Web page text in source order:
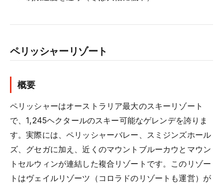
ペリッシャーリゾート
概要
ペリッシャーはオーストラリア最大のスキーリゾート
で、1,245ヘクタールのスキー可能なゲレンデを誇りま
す。実際には、ペリッシャーバレー、スミジンズホール
ズ、グセガに加え、近くのマウントブルーカウとマウン
トセルウィンが連結した複合リゾートです。このリゾー
トはヴェイルリゾーツ（コロラドのリゾートも運営）が